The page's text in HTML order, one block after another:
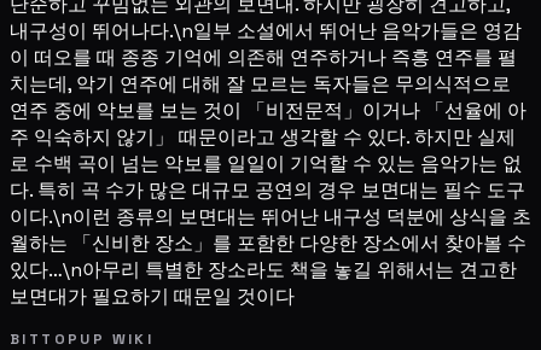
내구성이 뛰어나다.\n일부 소설에서 뛰어난 음악가들은 영감
이 떠오를 때 종종 기억에 의존해 연주하거나 즉흥 연주를 펼
치는데, 악기 연주에 대해 잘 모르는 독자들은 무의식적으로
연주 중에 악보를 보는 것이 「비전문적」이거나 「선율에 아
주 익숙하지 않기」 때문이라고 생각할 수 있다. 하지만 실제
로 수백 곡이 넘는 악보를 일일이 기억할 수 있는 음악가는 없
다. 특히 곡 수가 많은 대규모 공연의 경우 보면대는 필수 도구
이다.\n이런 종류의 보면대는 뛰어난 내구성 덕분에 상식을 초
월하는 「신비한 장소」를 포함한 다양한 장소에서 찾아볼 수
있다…\n아무리 특별한 장소라도 책을 놓길 위해서는 견고한
보면대가 필요하기 때문일 것이다
BITTOPUP WIKI